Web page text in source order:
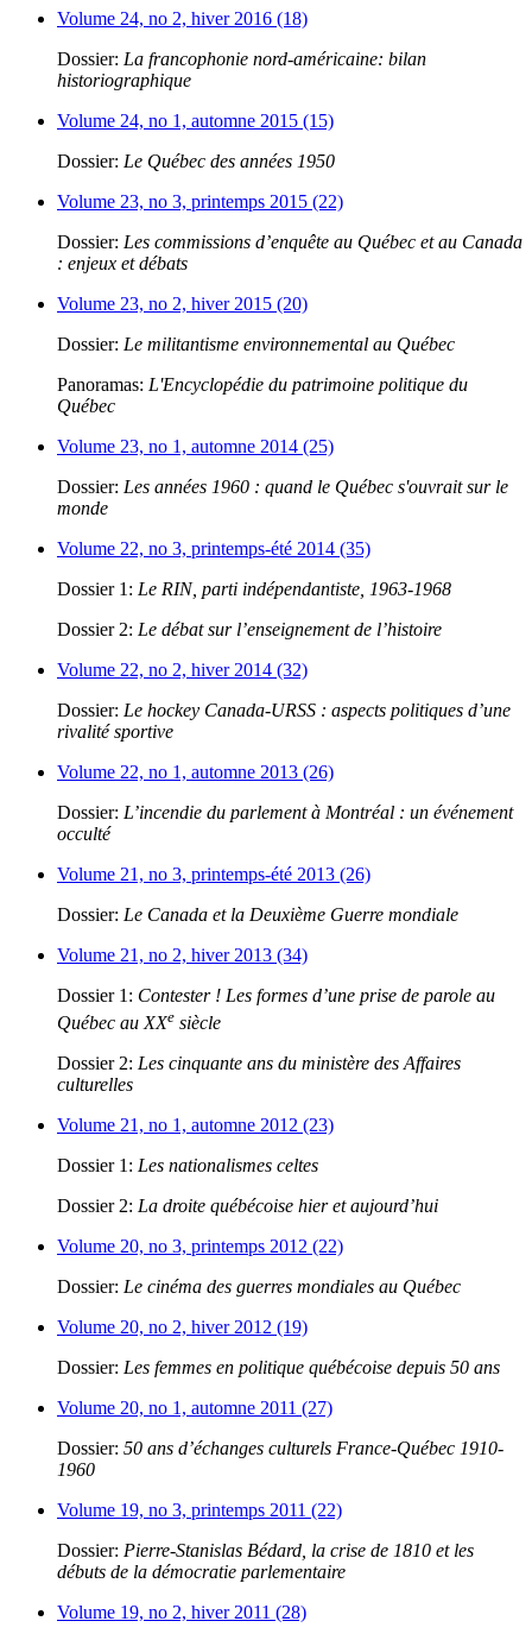
Volume 24, no 2, hiver 2016 (18)
Dossier: La francophonie nord-américaine: bilan
historiographique
Volume 24, no 1, automne 2015 (15)
Dossier: Le Québec des années 1950
Volume 23, no 3, printemps 2015 (22)
Dossier: Les commissions d’enquête au Québec et au Canada
: enjeux et débats
Volume 23, no 2, hiver 2015 (20)
Dossier: Le militantisme environnemental au Québec
Panoramas: L'Encyclopédie du patrimoine politique du
Québec
Volume 23, no 1, automne 2014 (25)
Dossier: Les années 1960 : quand le Québec s'ouvrait sur le
monde
Volume 22, no 3, printemps-été 2014 (35)
Dossier 1: Le RIN, parti indépendantiste, 1963-1968
Dossier 2: Le débat sur l’enseignement de l’histoire
Volume 22, no 2, hiver 2014 (32)
Dossier: Le hockey Canada-URSS : aspects politiques d’une
rivalité sportive
Volume 22, no 1, automne 2013 (26)
Dossier: L’incendie du parlement à Montréal : un événement
occulté
Volume 21, no 3, printemps-été 2013 (26)
Dossier: Le Canada et la Deuxième Guerre mondiale
Volume 21, no 2, hiver 2013 (34)
Dossier 1: Contester ! Les formes d’une prise de parole au
Québec au XXe siècle
Dossier 2: Les cinquante ans du ministère des Affaires
culturelles
Volume 21, no 1, automne 2012 (23)
Dossier 1: Les nationalismes celtes
Dossier 2: La droite québécoise hier et aujourd’hui
Volume 20, no 3, printemps 2012 (22)
Dossier: Le cinéma des guerres mondiales au Québec
Volume 20, no 2, hiver 2012 (19)
Dossier: Les femmes en politique québécoise depuis 50 ans
Volume 20, no 1, automne 2011 (27)
Dossier: 50 ans d’échanges culturels France-Québec 1910-
1960
Volume 19, no 3, printemps 2011 (22)
Dossier: Pierre-Stanislas Bédard, la crise de 1810 et les
débuts de la démocratie parlementaire
Volume 19, no 2, hiver 2011 (28)